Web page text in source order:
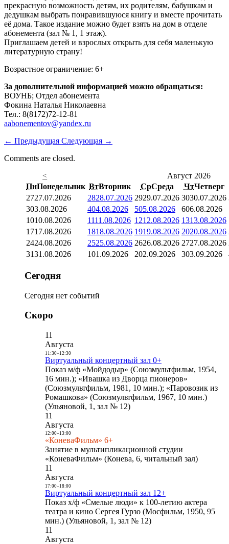
прекрасную возможность детям, их родителям, бабушкам и
дедушкам выбрать понравившуюся книгу и вместе прочитать
её дома. Такое издание можно будет взять на дом в отделе
абонемента (зал № 1, 1 этаж).
Приглашаем детей и взрослых открыть для себя маленькую
литературную страну!
Возрастное ограничение: 6+
За дополнительной информацией можно обращаться:
ВОУНБ; Отдел абонемента
Фокина Наталья Николаевна
Тел.: 8(8172)72-12-81
aabonementov@yandex.ru
← Предыдущая Следующая →
Comments are closed.
<
Август 2026
ПнПонедельник ВтВторник СрСреда ЧтЧетверг
2727.07.2026 2828.07.2026 2929.07.2026 3030.07.2026
303.08.2026 404.08.2026 505.08.2026 606.08.2026
1010.08.2026 1111.08.2026 1212.08.2026 1313.08.2026
1717.08.2026 1818.08.2026 1919.08.2026 2020.08.2026
2424.08.2026 2525.08.2026 2626.08.2026 2727.08.2026
3131.08.2026 101.09.2026 202.09.2026 303.09.2026
Сегодня
Сегодня нет событий
Скоро
11
Августа
11:30- 12:30
Виртуальный концертный зал 0+
Показ м/ф «Мойдодыр» (Союзмультфильм, 1954,
16 мин.); «Ивашка из Дворца пионеров»
(Союзмультфильм, 1981, 10 мин.); «Паровозик из
Ромашкова» (Союзмультфильм, 1967, 10 мин.)
(Ульяновой, 1, зал № 12)
11
Августа
12:00- 13:00
«КоневаФильм» 6+
Занятие в мультипликационной студии
«КоневаФильм» (Конева, 6, читальный зал)
11
Августа
17:00- 18:00
Виртуальный концертный зал 12+
Показ х/ф «Смелые люди» к 100-летию актера
театра и кино Сергея Гурзо (Мосфильм, 1950, 95
мин.) (Ульяновой, 1, зал № 12)
11
Августа